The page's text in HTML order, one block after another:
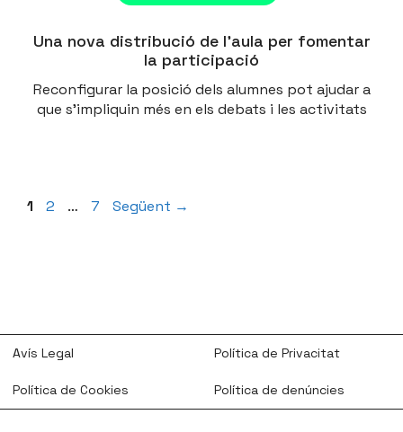
Una nova distribució de l’aula per fomentar
la participació
Reconfigurar la posició dels alumnes pot ajudar a
que s’impliquin més en els debats i les activitats
Pàgina
1 Pàgina
2 … Pàgina
7 Següent →
Avís Legal Política de Privacitat
Política de Cookies Política de denúncies